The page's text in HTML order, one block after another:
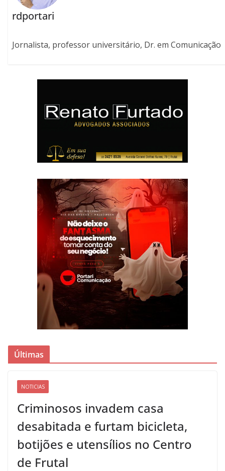
rdportari
Jornalista, professor universitário, Dr. em Comunicação
Últimas
NOTICIAS
Criminosos invadem casa
desabitada e furtam bicicleta,
botijões e utensílios no Centro
de Frutal